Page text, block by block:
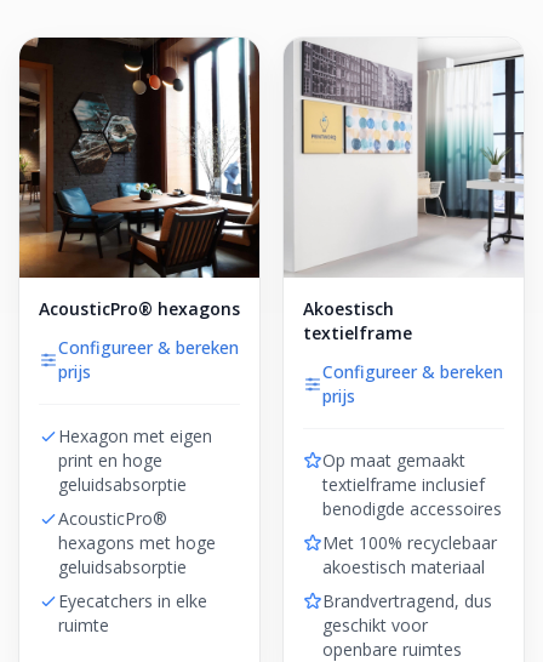
AcousticPro® hexagons
Configureer & bereken
prijs
Hexagon met eigen
print en hoge
geluidsabsorptie
AcousticPro®
hexagons met hoge
geluidsabsorptie
Eyecatchers in elke
ruimte
Akoestisch
textielframe
Configureer & bereken
prijs
Op maat gemaakt
textielframe inclusief
benodigde accessoires
Met 100% recyclebaar
akoestisch materiaal
Brandvertragend, dus
geschikt voor
openbare ruimtes